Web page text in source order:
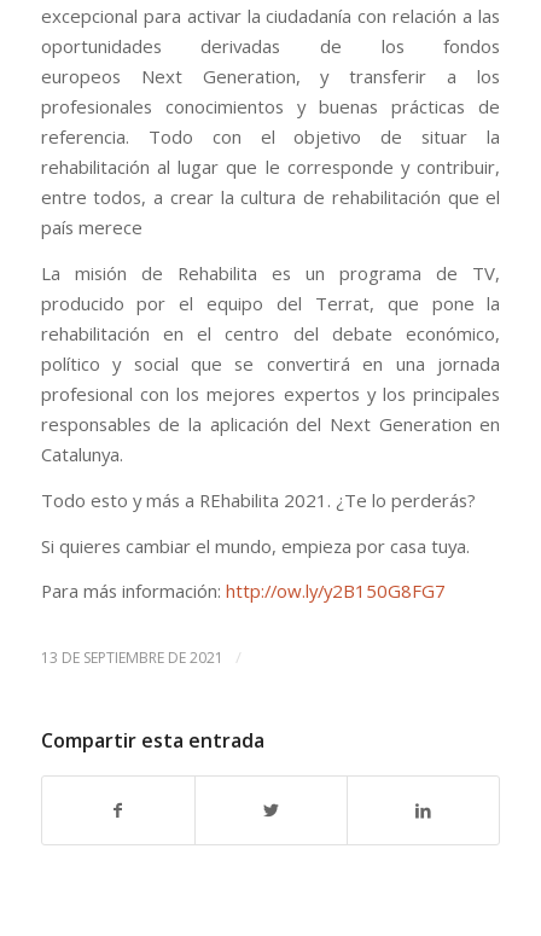
excepcional para activar la ciudadanía con relación a las
oportunidades derivadas de los fondos
europeos Next Generation, y transferir a los
profesionales conocimientos y buenas prácticas de
referencia. Todo con el objetivo de situar la
rehabilitación al lugar que le corresponde y contribuir,
entre todos, a crear la cultura de rehabilitación que el
país merece
La misión de Rehabilita es un programa de TV,
producido por el equipo del Terrat, que pone la
rehabilitación en el centro del debate económico,
político y social que se convertirá en una jornada
profesional con los mejores expertos y los principales
responsables de la aplicación del Next Generation en
Catalunya.
Todo esto y más a REhabilita 2021. ¿Te lo perderás?
Si quieres cambiar el mundo, empieza por casa tuya.
Para más información: http://ow.ly/y2B150G8FG7
13 DE SEPTIEMBRE DE 2021 /
Compartir esta entrada